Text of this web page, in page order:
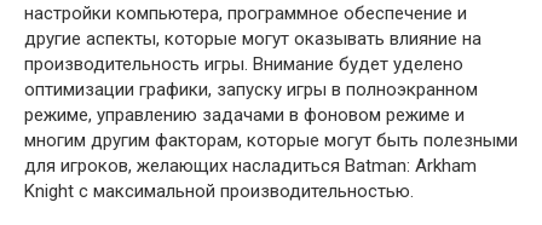
настройки компьютера, программное обеспечение и
другие аспекты, которые могут оказывать влияние на
производительность игры. Внимание будет уделено
оптимизации графики, запуску игры в полноэкранном
режиме, управлению задачами в фоновом режиме и
многим другим факторам, которые могут быть полезными
для игроков, желающих насладиться Batman: Arkham
Knight с максимальной производительностью.